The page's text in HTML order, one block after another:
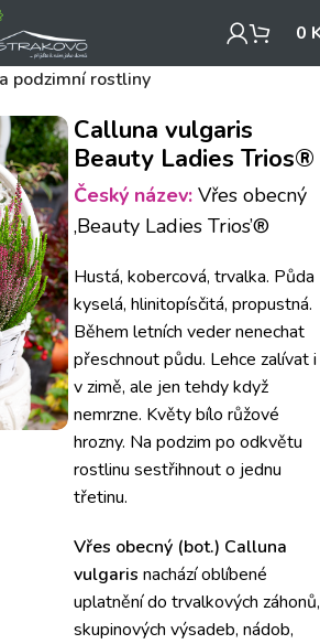
0
podzimní rostliny
Calluna vulgaris
Beauty Ladies Trios®
Český název: Vřes obecný
‚Beauty Ladies Trios’®
Hustá, kobercová, trvalka. Půda
kyselá, hlinitopísčitá, propustná.
Během letních veder nenechat
přeschnout půdu. Lehce zalívat i
v zimě, ale jen tehdy když
nemrzne. Květy bílo růžové
hrozny. Na podzim po odkvětu
rostlinu sestřihnout o jednu
třetinu.
Vřes obecný (bot.) Calluna
vulgaris nachází oblíbené
uplatnění do trvalkových záhonů,
skupinových výsadeb, nádob,